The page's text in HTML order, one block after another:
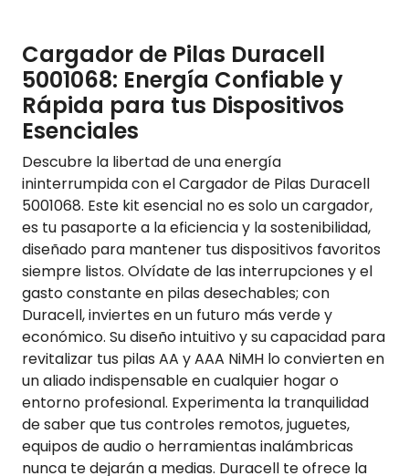
Cargador de Pilas Duracell
5001068: Energía Confiable y
Rápida para tus Dispositivos
Esenciales
Descubre la libertad de una energía
ininterrumpida con el Cargador de Pilas Duracell
5001068. Este kit esencial no es solo un cargador,
es tu pasaporte a la eficiencia y la sostenibilidad,
diseñado para mantener tus dispositivos favoritos
siempre listos. Olvídate de las interrupciones y el
gasto constante en pilas desechables; con
Duracell, inviertes en un futuro más verde y
económico. Su diseño intuitivo y su capacidad para
revitalizar tus pilas AA y AAA NiMH lo convierten en
un aliado indispensable en cualquier hogar o
entorno profesional. Experimenta la tranquilidad
de saber que tus controles remotos, juguetes,
equipos de audio o herramientas inalámbricas
nunca te dejarán a medias. Duracell te ofrece la